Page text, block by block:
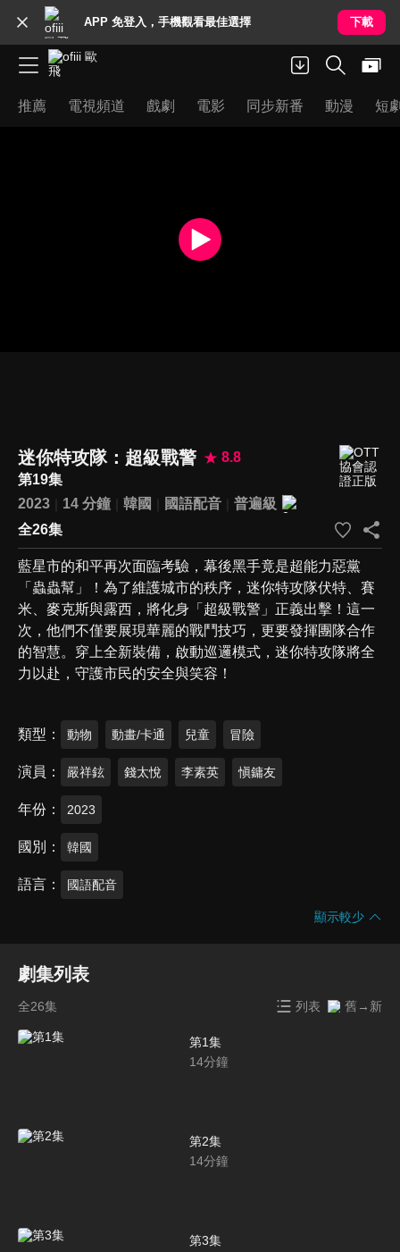
APP 免登入，手機觀看最佳選擇 下載
推薦 電視頻道 戲劇 電影 同步新番 動漫 短
迷你特攻隊：超級戰警
8.8
第19集
2023
14 分鐘 韓國 國語配音
普遍級
全26集
藍星市的和平再次面臨考驗，幕後黑手竟是超能力惡黨
「蟲蟲幫」！為了維護城市的秩序，迷你特攻隊伏特、賽
米、麥克斯與露西，將化身「超級戰警」正義出擊！這一
次，他們不僅要展現華麗的戰鬥技巧，更要發揮團隊合作
的智慧。穿上全新裝備，啟動巡邏模式，迷你特攻隊將全
力以赴，守護市民的安全與笑容！
類型 動物 動畫/卡通 兒童 冒險
演員 嚴祥鉉 錢太悅 李素英 愼鏞友
年份 2023
國別 韓國
語言 國語配音
顯示較少
劇集列表
全26集 列表 舊→新
第1集
14分鐘
第2集
14分鐘
第3集